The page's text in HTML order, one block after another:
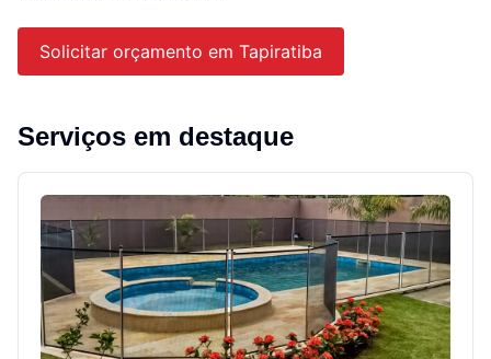
Solicitar orçamento em Tapiratiba
Serviços em destaque